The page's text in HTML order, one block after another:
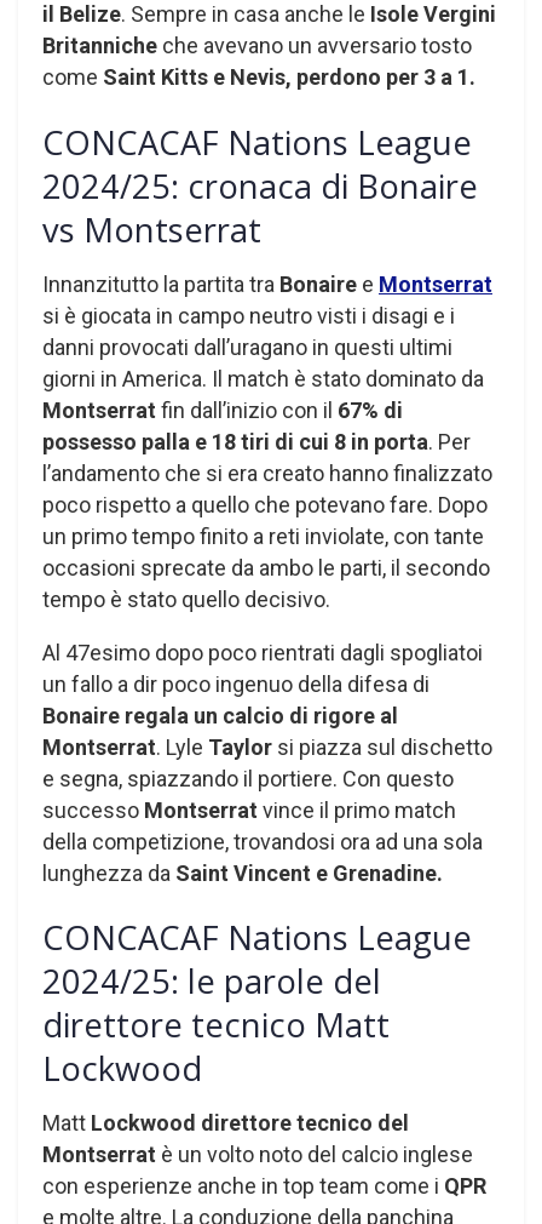
il Belize. Sempre in casa anche le Isole Vergini
Britanniche che avevano un avversario tosto
come Saint Kitts e Nevis, perdono per 3 a 1.
CONCACAF Nations League
2024/25: cronaca di Bonaire
vs Montserrat
Innanzitutto la partita tra Bonaire e Montserrat
si è giocata in campo neutro visti i disagi e i
danni provocati dall’uragano in questi ultimi
giorni in America. Il match è stato dominato da
Montserrat fin dall’inizio con il 67% di
possesso palla e 18 tiri di cui 8 in porta. Per
l’andamento che si era creato hanno finalizzato
poco rispetto a quello che potevano fare. Dopo
un primo tempo finito a reti inviolate, con tante
occasioni sprecate da ambo le parti, il secondo
tempo è stato quello decisivo.
Al 47esimo dopo poco rientrati dagli spogliatoi
un fallo a dir poco ingenuo della difesa di
Bonaire regala un calcio di rigore al
Montserrat. Lyle Taylor si piazza sul dischetto
e segna, spiazzando il portiere. Con questo
successo Montserrat vince il primo match
della competizione, trovandosi ora ad una sola
lunghezza da Saint Vincent e Grenadine.
CONCACAF Nations League
2024/25: le parole del
direttore tecnico Matt
Lockwood
Matt Lockwood direttore tecnico del
Montserrat è un volto noto del calcio inglese
con esperienze anche in top team come i QPR
e molte altre. La conduzione della panchina